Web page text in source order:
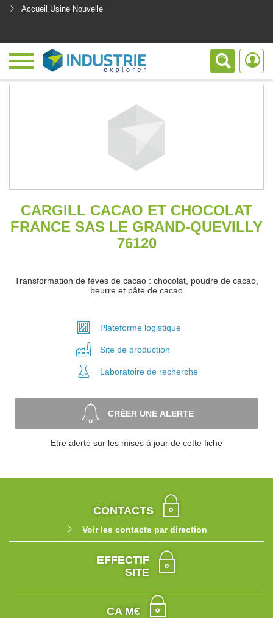
Accueil Usine Nouvelle
CARGILL CACAO ET CHOCOLAT
FRANCE SAS LE GRAND-QUEVILLY
76120
Transformation de fèves de cacao : chocolat, poudre de cacao,
beurre et pâte de cacao
Plateforme logistique
Site de production
Laboratoire de recherche
CRÉER UNE ALERTE
Etre alerté sur les mises à jour de cette fiche
CONTACTS
Voir les contacts par direction
EFFECTIF
SITE
CA M€